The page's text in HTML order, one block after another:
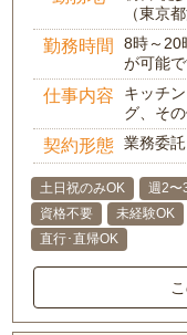
（東京
勤務時間
8時～20
が可能
仕事内容
キッチ
グ、そ
契約形態 業務委託
土日祝のみOK 週2〜
資格不要
未経験OK
直行･直帰OK